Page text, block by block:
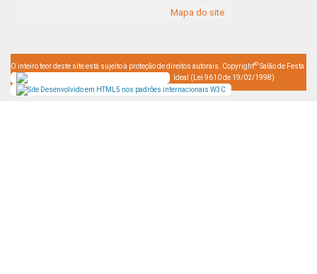
Mapa do site
O inteiro teor deste site está sujeito à proteção de direitos autorais. Copyright© Salão de Festa
Ideal (Lei 9610 de 19/02/1998)